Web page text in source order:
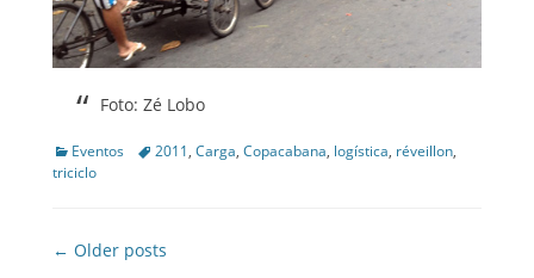
Foto: Zé Lobo
Categories
Eventos Tags2011, Carga, Copacabana, logística, réveillon,
triciclo
Post
← Older posts